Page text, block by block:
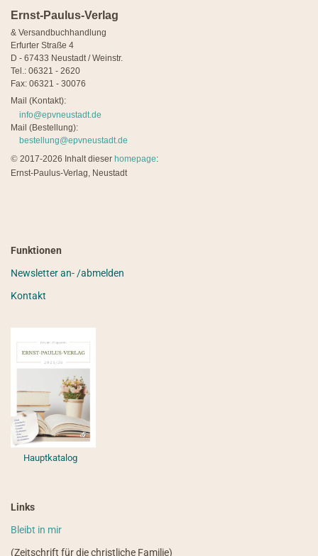
Ernst-Paulus-Verlag
& Versandbuchhandlung
Erfurter Straße 4
D - 67433 Neustadt / Weinstr.
Tel.: 06321 - 2620
Fax: 06321 - 30076
Mail (Kontakt):
info@epvneustadt.de
Mail (Bestellung):
bestellung@epvneustadt.de
© 2017-2026 Inhalt dieser homepage:
Ernst-Paulus-Verlag, Neustadt
Funktionen
Newsletter an- /abmelden
Kontakt
Hauptkatalog
Links
Bleibt in mir
(Zeitschrift für die christliche Familie)